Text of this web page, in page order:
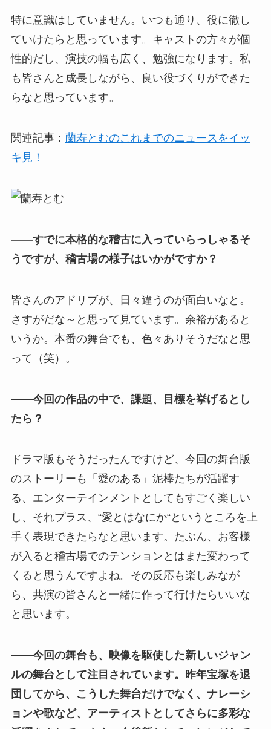
特に意識はしていません。いつも通り、役に徹し
ていけたらと思っています。キャストの方々が個
性的だし、演技の幅も広く、勉強になります。私
も皆さんと成長しながら、良い役づくりができた
らなと思っています。
関連記事： 蘭寿とむのこれまでのニュースをイッ
キ見！
――すでに本格的な稽古に入っていらっしゃるそ
うですが、稽古場の様子はいかがですか？
皆さんのアドリブが、日々違うのが面白いなと。
さすがだな～と思って見ています。余裕があると
いうか。本番の舞台でも、色々ありそうだなと思
って（笑）。
――今回の作品の中で、課題、目標を挙げるとし
たら？
ドラマ版もそうだったんですけど、今回の舞台版
のストーリーも「愛のある」泥棒たちが活躍す
る、エンターテインメントとしてもすごく楽しい
し、それプラス、“愛とはなにか“というところを上
手く表現できたらなと思います。たぶん、お客様
が入ると稽古場でのテンションとはまた変わって
くると思うんですよね。その反応も楽しみなが
ら、共演の皆さんと一緒に作って行けたらいいな
と思います。
――今回の舞台も、映像を駆使した新しいジャン
ルの舞台として注目されています。昨年宝塚を退
団してから、こうした舞台だけでなく、ナレーシ
ョンや歌など、アーティストとしてさらに多彩な